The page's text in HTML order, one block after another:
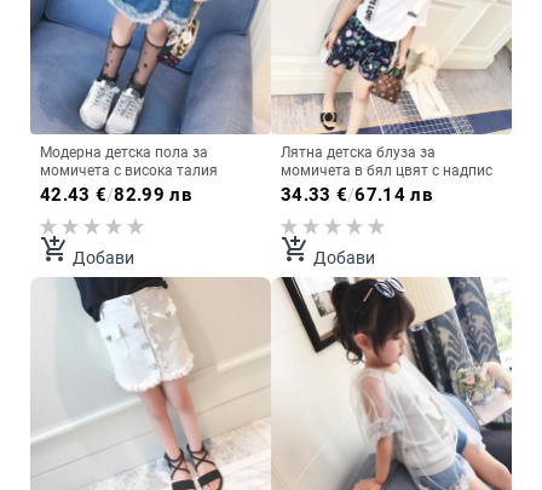
Модерна детска пола за
момичета с висока талия
42.43 €/82.99 лв
add_shopping_cart Добави
Лятна детска блуза за
момичета в бял цвят с надпис
34.33 €/67.14 лв
add_shopping_cart Добави